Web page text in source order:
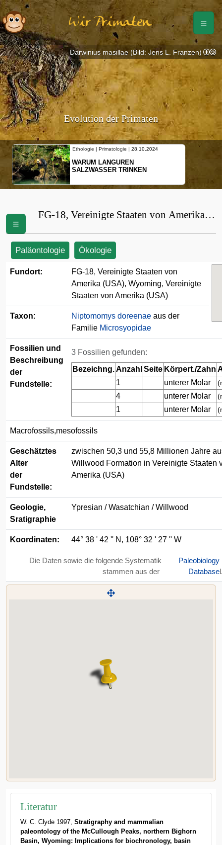
Wir Primaten
Evolution der Primaten
Ethologie | Primatologie | 28.10.2024
WARUM LANGUREN
SALZWASSER TRINKEN
Darwinius masillae (Bild: Jens L. Franzen)
FG-18, Vereinigte Staaten von Amerika
Paläontologie Ökologie
Fundort:
FG-18, Vereinigte Staaten von
Amerika (USA), Wyoming, Vereinigte
Staaten von Amerika (USA)
Taxon: Niptomomys doreenae aus der
Familie Microsyopidae
Fossilien und
Beschreibung
der
Fundstelle:
3 Fossilien gefunden:
Bezeichng.Anzahl Seite Körpert./Zahn
1
unterer Molar
4 unterer Molar
1 unterer Molar
Macrofossils,mesofossils
Geschätztes
Alter
der
Fundstelle:
zwischen 50,3 und 55,8 Millionen Jahre
Willwood Formation in Vereinigte Staaten
Amerika (USA)
Geologie,
Sratigraphie
Ypresian / Wasatchian / Willwood
Koordinaten: 44° 38 ' 42 '' N, 108° 32 ' 27 '' W
Die Daten sowie die folgende Systematik
stammen aus der
Paleobiology
Database
Literatur
W. C. Clyde 1997, Stratigraphy and mammalian
paleontology of the McCullough Peaks, northern Bighorn
Basin, Wyoming: Implications for biochronology, basin